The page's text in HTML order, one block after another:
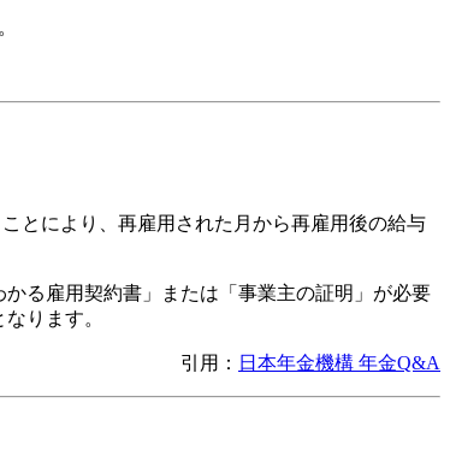
とにより、再雇用された月から再雇用後の給与
る雇用契約書」または「事業主の証明」が必要
ります。
引用： 日本年金機構 年金Q&A